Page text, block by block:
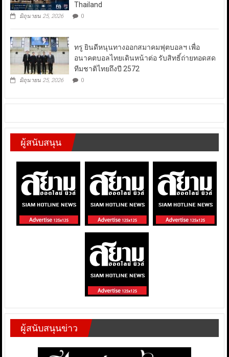
Thailand
มิถุนายน 25, 2026 0
ทรู ยินดีหนุนทางออกสมาคมฟุตบอลฯ เพื่อ
อนาคตบอลไทยเดินหน้าต่อ รับสิทธิ์ถ่ายทอดสด
ทีมชาติไทยถึงปี 2572
มิถุนายน 25, 2026 0
ผู้สนับสนุน
ผู้สนับสนุนข่าว